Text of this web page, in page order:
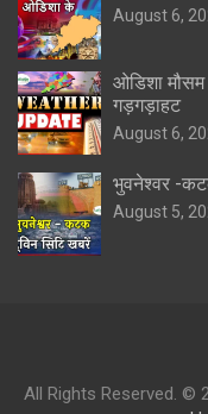
August 6,
ओडिशा
गड़गड़ाहट
August 6,
भुवनेश्वर -
August 5,
All Rights Reserved. ©